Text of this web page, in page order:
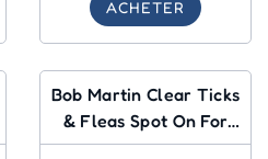
ACHETER
Bob Martin Clear Ticks
& Fleas Spot On For
Kittens 1x0.7ml 1 Pack